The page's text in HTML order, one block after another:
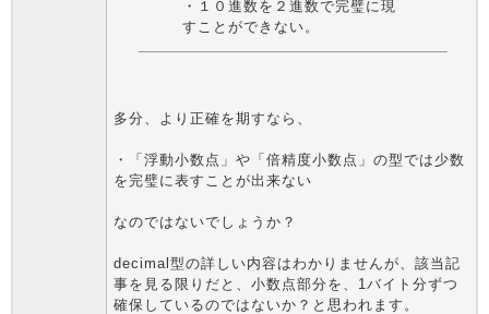
・１０進数を２進数で完璧に現
すことができない。
多分、より正確を期すなら、
・「浮動小数点」や「倍精度小数点」の型では少数
を完璧に表すことが出来ない
なのではないでしょうか？
decimal型の詳しい内容はわかりませんが、該当記
事を見る限りだと、小数点部分を、1バイト分ずつ
確保しているのではないか？と思われます。